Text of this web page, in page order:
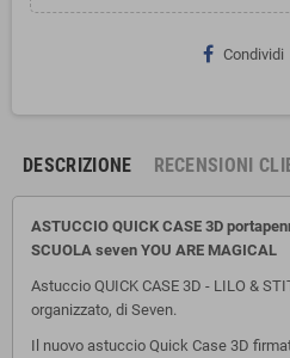
Condividi
DESCRIZIONE RECENSIONI
ASTUCCIO QUICK CASE 3D
SCUOLA seven YOU ARE MAGICAL
Astuccio QUICK CASE 3D - LILO &
organizzato, di Seven.
Il nuovo astuccio Quick Case 3D